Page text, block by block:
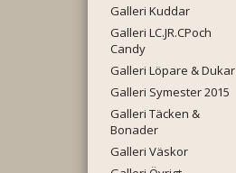
Galleri Kuddar
Galleri LC.JR.CPoch
Candy
Galleri Löpare & Dukar
Galleri Symester 2015
Galleri Täcken &
Bonader
Galleri Väskor